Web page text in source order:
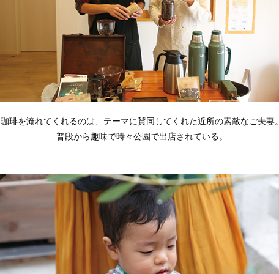
珈琲を淹れてくれるのは、テーマに賛同してくれた近所の素敵なご夫妻
普段から趣味で時々公園で出店されている。